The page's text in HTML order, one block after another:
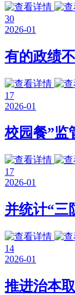
30
2026-01
有的政绩
17
2026-01
校园餐”监
17
2026-01
并统计“三
14
2026-01
推进治本